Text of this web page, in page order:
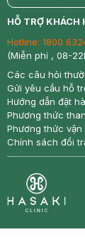
return
HỖ TRỢ KHÁCH
Hotline: 1800
(Miễn phí , 08-
Các câu hỏi
Gửi yêu cầu hỗ
Hướng dẫn đặt
Phương thức
Phương thức vận
Chính sách đổi